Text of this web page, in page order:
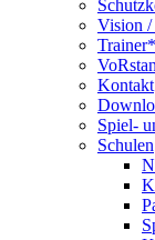
Vision
Kontakt
Spiel-
Schulen